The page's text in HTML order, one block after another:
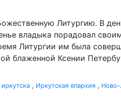
Литургию. В
владыка порадовал
Литургии им была
блаженной Ксении
, Иркутская епархия , Ново-